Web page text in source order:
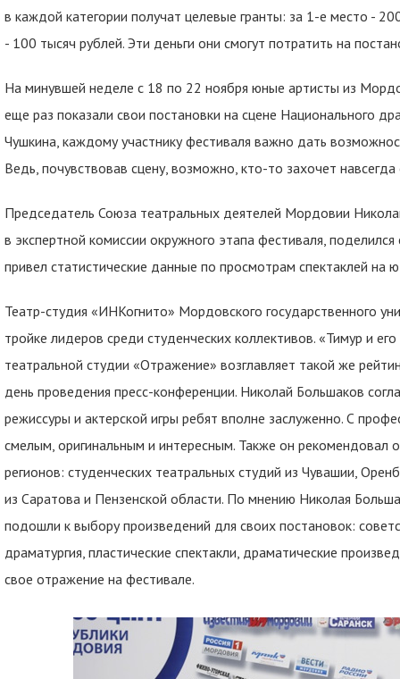
в каждой категории получат целевые гранты: за 1-е место -
- 100 тысяч рублей. Эти деньги они смогут потратить на
На минувшей неделе с 18 по 22 ноября юные артисты из
еще раз показали свои постановки на сцене Национального
Чушкина, каждому участнику фестиваля важно дать
Ведь, почувствовав сцену, возможно, кто-то захочет
Председатель Союза театральных деятелей Мордовии
в экспертной комиссии окружного этапа фестиваля,
привел статистические данные по просмотрам спектаклей на
Театр-студия «ИНКогнито» Мордовского государственного
тройке лидеров среди студенческих коллективов. «Тимур и
театральной студии «Отражение» возглавляет такой же
день проведения пресс-конференции. Николай Большаков
режиссуры и актерской игры ребят вполне заслуженно. С
смелым, оригинальным и интересным. Также он рекомендовал
регионов: студенческих театральных студий из Чувашии,
из Саратова и Пензенской области. По мнению Николая
подошли к выбору произведений для своих постановок:
драматургия, пластические спектакли, драматические
свое отражение на фестивале.